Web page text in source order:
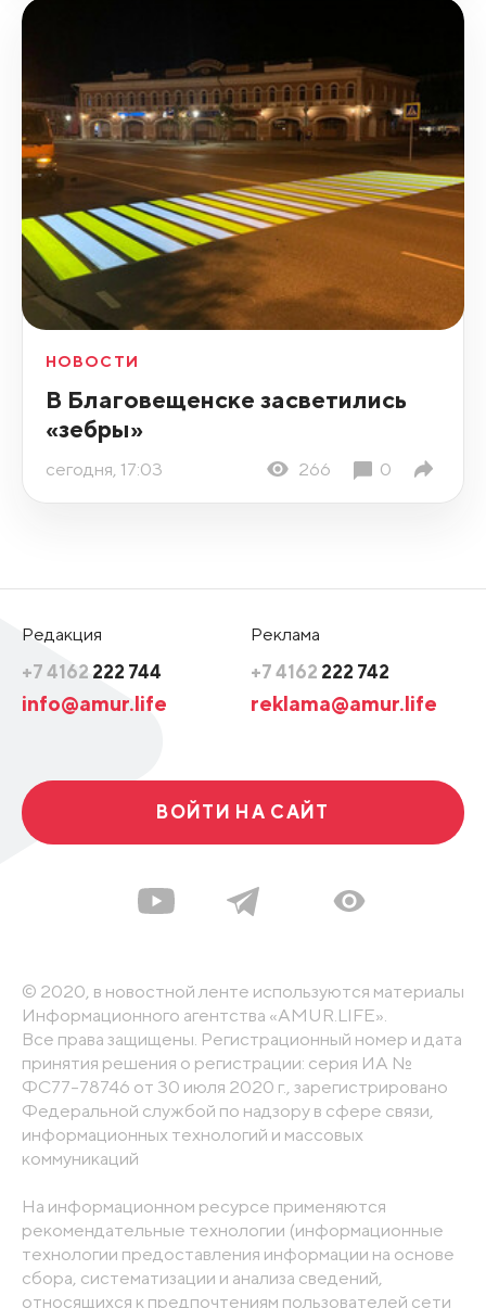
НОВОСТИ
В Благовещенске засветились
«зебры»
сегодня, 17:03 266 0
Редакция
+7 4162 222 744
info@amur.life
Реклама
+7 4162 222 742
reklama@amur.life
ВОЙТИ НА САЙТ
© 2020, в новостной ленте используются материалы
Информационного агентства «AMUR.LIFE».
Все права защищены. Регистрационный номер и дата
принятия решения о регистрации: серия ИА №
ФС77-78746 от 30 июля 2020 г., зарегистрировано
Федеральной службой по надзору в сфере связи,
информационных технологий и массовых
коммуникаций
На информационном ресурсе применяются
рекомендательные технологии (информационные
технологии предоставления информации на основе
сбора, систематизации и анализа сведений,
относящихся к предпочтениям пользователей сети